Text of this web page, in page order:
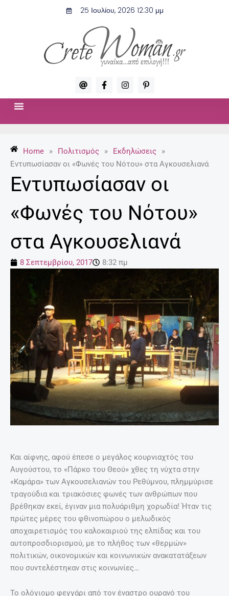
25 Ιουλίου, 2026 12:30 μμ
A
t
F
a
c
f
I
n
s
m
P
i
n
-
p
Home » Πολιτισμός » Εκδηλώσεις
»
Εντυπωσίασαν οι «Φωνές του Νότου» στα Αγκουσελιανά
Εντυπωσίασαν οι
«Φωνές του Νότου»
στα Αγκουσελιανά
8 Σεπτεμβρίου, 2017 8:32 πμ
Και αίφνης, αφού έπεσε ο μεγάλος κουρνιαχτός του
Αυγούστου, το «Πάρκο του Θεού» χθες τη νύχτα στην
«Καμάρα» των Αγκουσελιανών του Ρεθύμνου, πλημμύρισε
τραγούδια και τριακόσιες φωνές των ανθρώπων που
βρέθηκαν εκεί, έγιναν μια πολυάριθμη χορωδία! Ήταν τις
πρώτες μέρες του φθινοπώρου ο μελωδικός
αποχαιρετισμός του καλοκαιριού της ελπίδας και του
αυτοπροσδιορισμού, με το πλήθος των «θερμών»
πολιτικών, οικονομικών και κοινωνικών ανακατατάξεων
που συντελέστηκαν στις κοινωνίες…
Το ολόγιομο φεγγάρι από τον έναστρο ουρανό του